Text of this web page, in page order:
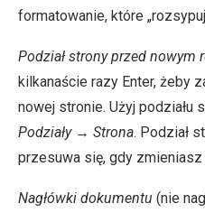
formatowanie, które
Podział strony przed nowym
kilkanaście razy Enter, żeby
nowej stronie. Użyj podziału
Podziały→ Strona. Podział
przesuwa się, gdy zmieniasz
Nagłówki dokumentu (nie